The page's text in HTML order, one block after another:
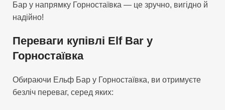
Бар у напрямку Горностаївка — це зручно, вигідно й
надійно!
Переваги купівлі Elf Bar у
Горностаївка
Обираючи Ельф Бар у Горностаївка, ви отримуєте
безліч переваг, серед яких: